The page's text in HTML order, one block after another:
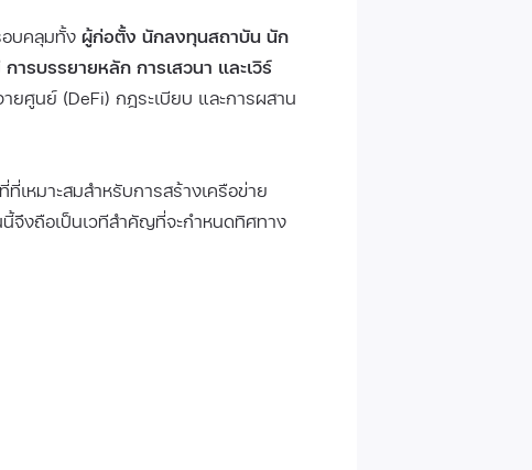
บคลุมทั้ง ผู้ก่อตั้ง นักลงทุนสถาบัน นัก
การบรรยายหลัก การเสวนา และเวิร์
ยศูนย์ (DeFi) กฎระเบียบ และการผสาน
เหมาะสมสำหรับการสร้างเครือข่าย
จึงถือเป็นเวทีสำคัญที่จะกำหนดทิศทาง